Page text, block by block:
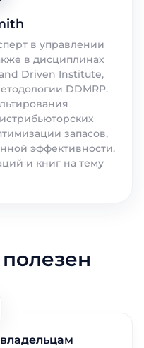
в управлении
в дисциплинах
Driven Institute,
DDMRP.
запасов,
эффективности.
и книг на тему